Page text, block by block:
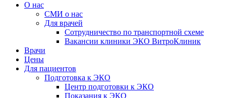
О нас
СМИ о нас
Для врачей
Сотрудничество по транспортной схеме
Вакансии клиники ЭКО ВитроКлиник
Врачи
Цены
Для пациентов
Подготовка к ЭКО
Центр подготовки к ЭКО
Показания к ЭКО